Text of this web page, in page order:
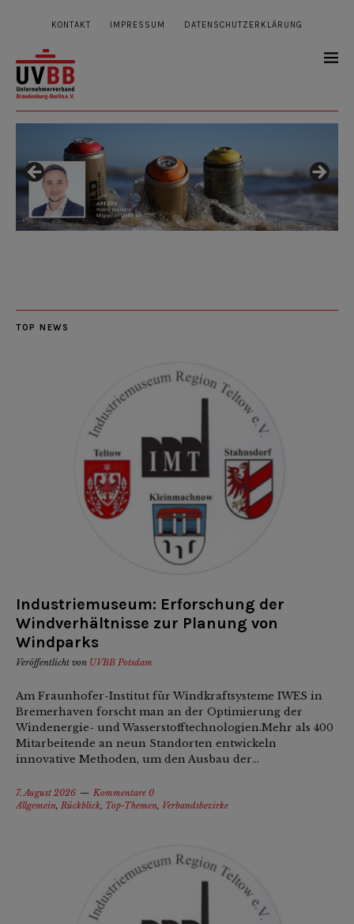
KONTAKT IMPRESSUM DATENSCHUTZERKLÄRUNG
TOP NEWS
Industriemuseum: Erforschung der
Windverhältnisse zur Planung von
Windparks
Veröffentlicht von UVBB Potsdam
Am Fraunhofer-Institut für Windkraftsysteme IWES in
Bremerhaven forscht man an der Optimierung der
Windenergie- und Wasserstofftechnologien.Mehr als 400
Mitarbeitende an neun Standorten entwickeln
innovative Methoden, um den Ausbau der...
7. August 2026
Kommentare 0
Allgemein, Rückblick, Top-Themen, Verbandsbezirke